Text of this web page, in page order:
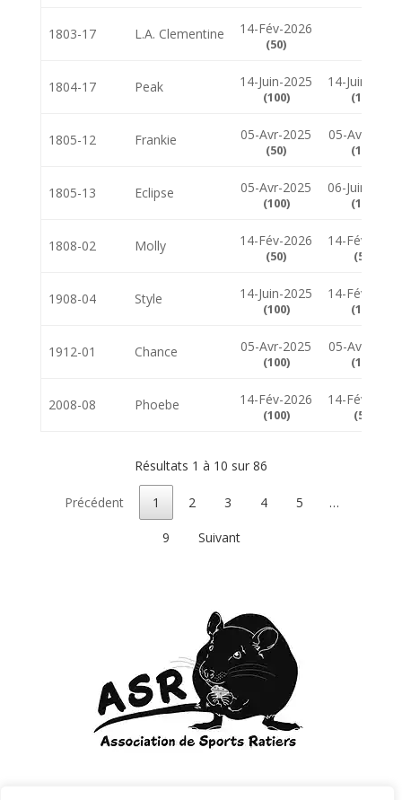
1803-17 L.A. Clementine 14-Fév-2026
(50)
1804-17 Peak 14-Juin-2025
(100)
14-Juin-2025
(100)
1805-12 Frankie 05-Avr-2025
(50)
05-Avr-2025
(100)
1805-13 Eclipse 05-Avr-2025
(100)
06-Juin-2026
(100)
1808-02 Molly 14-Fév-2026
(50)
14-Fév-2026
(50)
1908-04 Style 14-Juin-2025
(100)
14-Fév-2026
(100)
1912-01 Chance 05-Avr-2025
(100)
05-Avr-2025
(100)
2008-08 Phoebe 14-Fév-2026
(100)
14-Fév-2026
(50)
Résultats 1 à 10 sur 86
Précédent 1 2 3 4 5 …
9 Suivant